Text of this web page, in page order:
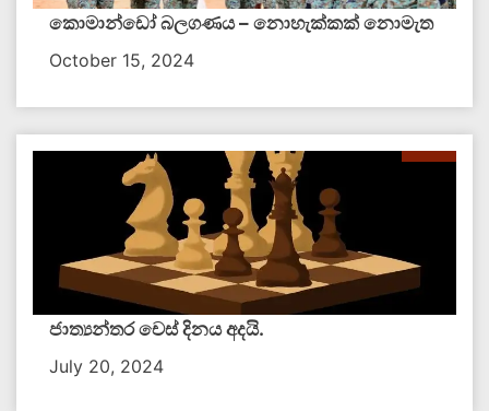
කොමාන්ඩෝ බලගණය – නොහැක්කක් නොමැත​
October 15, 2024
ජාත්‍යන්තර චෙස් දිනය අදයි.
July 20, 2024